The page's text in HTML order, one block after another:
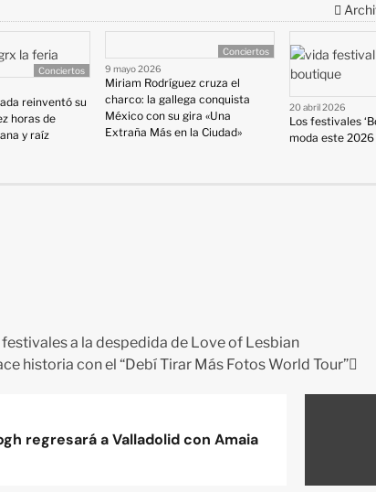
Conciertos
reinventó su
horas de
y raíz
Conciertos
9 mayo 2026
Miriam Rodríguez cruza el
charco: la gallega conquista
México con su gira «Una
Extraña Más en la Ciudad»
20 abril 2026
Los festivales
moda este 2026
a la despedida de Love of Lesbian
historia con el “Debí Tirar Más Fotos World Tour”
regresará a Valladolid con Amaia